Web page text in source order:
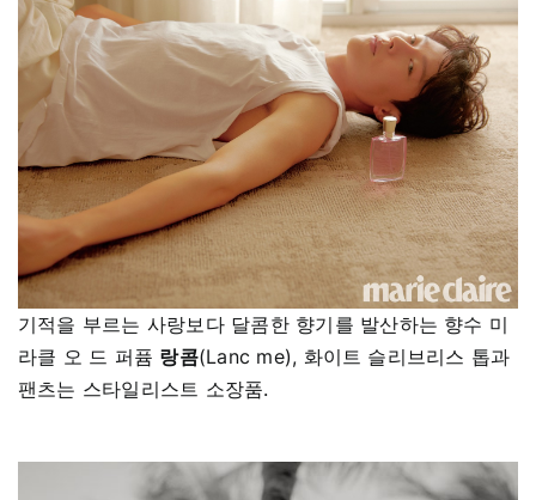
기적을 부르는 사랑보다 달콤한 향기를 발산하는 향수 미
라클 오 드 퍼퓸 랑콤(Lanc me), 화이트 슬리브리스 톱과
팬츠는 스타일리스트 소장품.